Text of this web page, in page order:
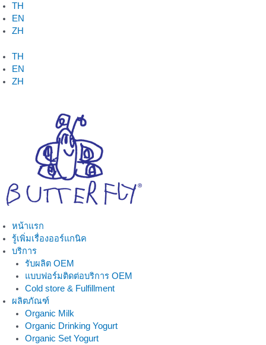
Skip
to
content
TH
EN
ZH
TH
EN
ZH
หน้าแรก
รู้เพิ่มเรื่องออร์แกนิค
บริการ
รับผลิต OEM
แบบฟอร์มติดต่อบริการ OEM
Cold store & Fulfillment
ผลิตภัณฑ์
Organic Milk
Organic Drinking Yogurt
Organic Set Yogurt